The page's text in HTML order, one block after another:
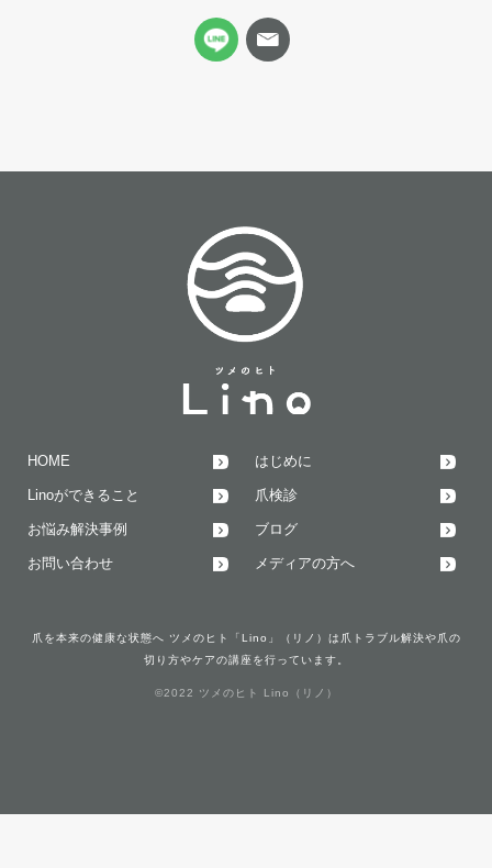
HOME はじめに
Linoができること 爪検診
お悩み解決事例 ブログ
お問い合わせ メディアの方へ
爪を本来の健康な状態へ ツメのヒト「Lino」（リノ）は爪トラブル解決や爪の
切り方やケアの講座を行っています。
©2022 ツメのヒト Lino（リノ）